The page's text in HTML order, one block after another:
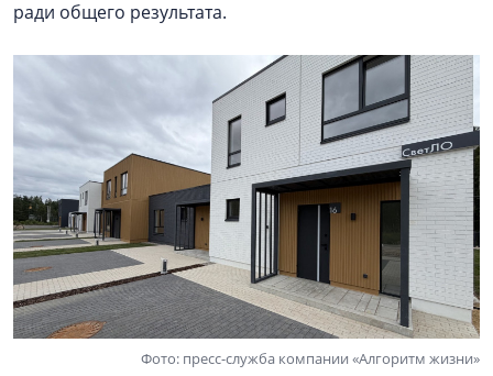
ради общего результата.
Фото: пресс-служба компании «Алгоритм жизни»